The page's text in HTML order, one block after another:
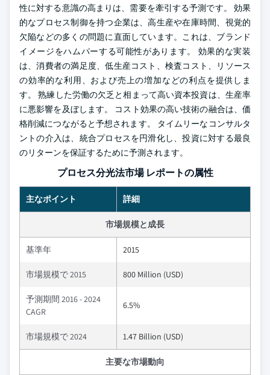
性に対する意識の高まりは、需要を牽引する予測です。 効果
的なプロセス制御を持つ企業は、高生産や在庫時間、視覚的
欠陥などの多くの問題に直面しています。これは、ブランド
イメージをハムパーする可能性があります。
効果的な実装
は、消費者の満足度、低生産コスト、検査コスト、リソース
の効率的な利用、および売上の増加などの利点を提供しま
す。 熟練した労働の欠乏と相まって高い資本投資は、生産率
に悪影響を及ぼします。 コスト効果の高い技術の融合は、価
格削減につながると予想されます。 タイムリーなコンサルタ
ントの介入は、統合プロセスを円滑化し、投資に対する最良
のリターンを保証するために予測されます。
プロセス分光法市場 レポートの属性
主なポイント 詳細
市場規模と成長
基準年 2015
市場規模で 2015 800 Million (USD)
予測期間 2016 - 2024
CAGR
6.5%
市場規模で 2024 1.47 Billion (USD)
主要な市場動向